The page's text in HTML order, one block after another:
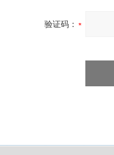
验证码：